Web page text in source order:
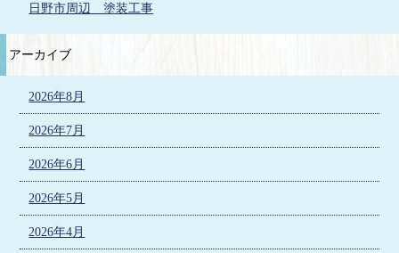
日野市周辺 塗装工事
アーカイブ
2026年8月
2026年7月
2026年6月
2026年5月
2026年4月